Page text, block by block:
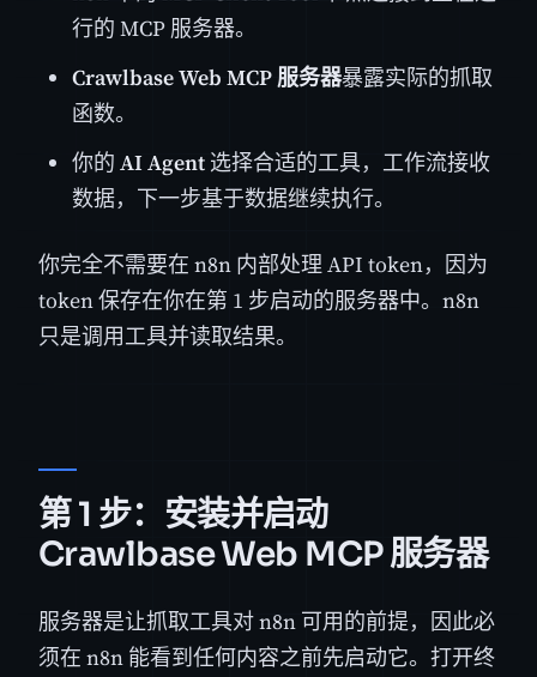
行的 MCP 服务器。
Crawlbase Web MCP 服务器暴露实际的抓取
函数。
你的 AI Agent 选择合适的工具，工作流接收
数据，下一步基于数据继续执行。
你完全不需要在 n8n 内部处理 API token，因为
token 保存在你在第 1 步启动的服务器中。n8n
只是调用工具并读取结果。
第 1 步：安装并启动
Crawlbase Web MCP 服务器
服务器是让抓取工具对 n8n 可用的前提，因此必
须在 n8n 能看到任何内容之前先启动它。打开终